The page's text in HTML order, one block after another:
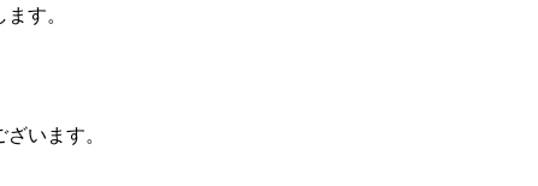
す。
います。